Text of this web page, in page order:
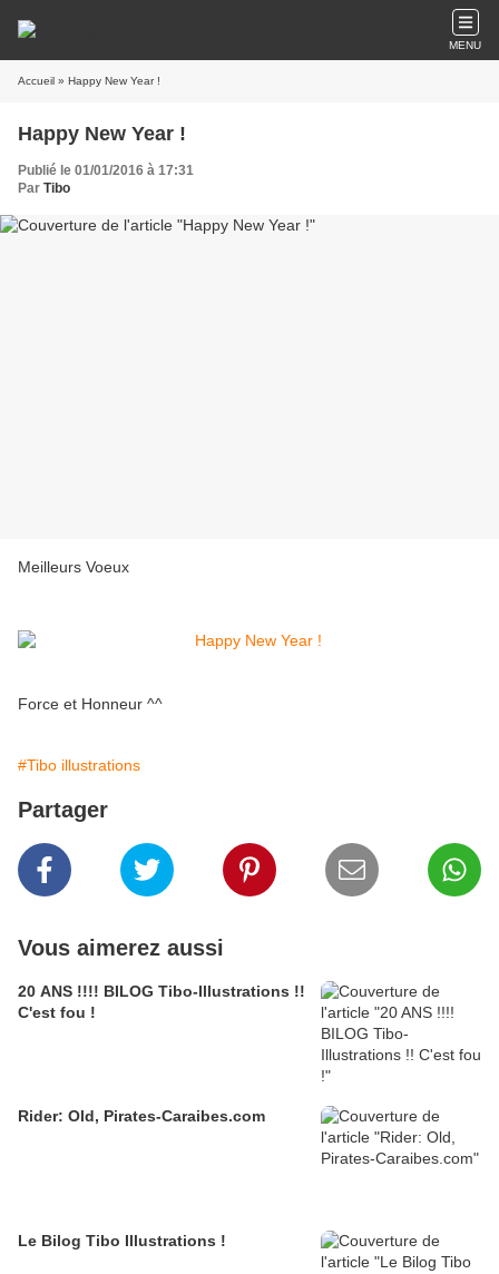
MENU
Accueil » Happy New Year !
Happy New Year !
Publié le 01/01/2016 à 17:31
Par Tibo
Meilleurs Voeux
Force et Honneur ^^
#Tibo illustrations
Partager
Vous aimerez aussi
20 ANS !!!! BILOG Tibo-Illustrations !!
C'est fou !
Rider: Old, Pirates-Caraibes.com
Le Bilog Tibo Illustrations !